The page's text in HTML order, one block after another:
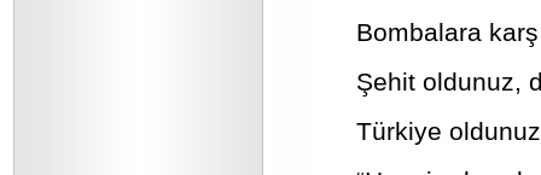
Bombalara
Şehit oldunuz,
Türkiye